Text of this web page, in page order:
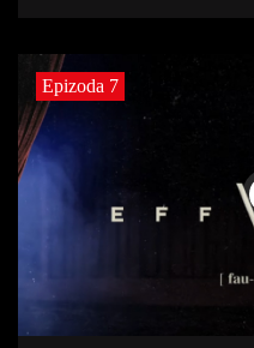
Epizoda 7